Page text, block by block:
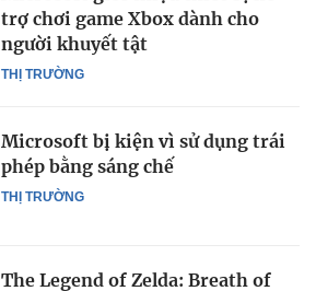
THỊ TRƯỜNG
trợ chơi game Xbox dành cho
người khuyết tật
THỊ TRƯỜNG
Microsoft bị kiện vì sử dụng trái
phép bằng sáng chế
The Legend of Zelda: Breath of